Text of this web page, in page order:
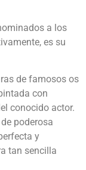
a los
es su
de famosos os
con
conocido actor.
poderosa
y
tan sencilla